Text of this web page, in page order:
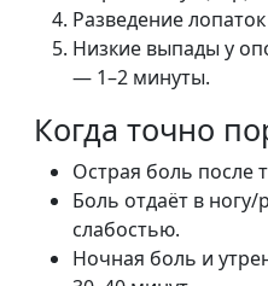
Разведение
Низкие выпады у
— 1–2 минуты.
Когда точно
Острая боль после
Боль отдаёт в
слабостью.
Ночная боль и